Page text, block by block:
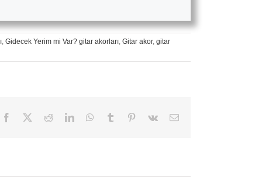
, Gidecek Yerim mi Var? gitar akorları, Gitar akor, gitar
Facebook RedditLinkedInWhatsApp
Tumblr Pinterest
Vk
E-